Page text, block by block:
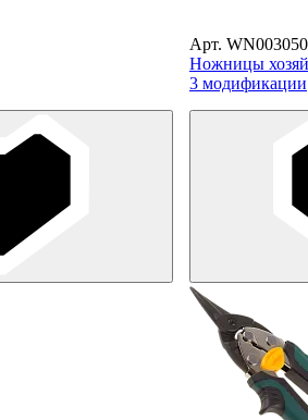
Арт.
Ножницы
3 модификации